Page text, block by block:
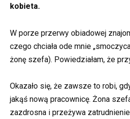
kobieta.
W porze przerwy obiadowej
czego chciała ode mnie
żonę szefa). Powiedziałam, że
Okazało się, że zawsze to robi,
jakąś nową pracownicę. Żona
zazdrosna i przeżywa